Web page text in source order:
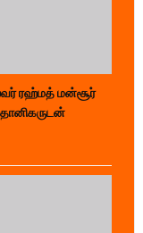
ரஹ்மத் மன்சூர்